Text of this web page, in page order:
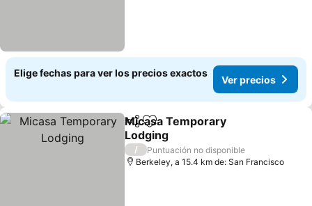
Elige fechas para ver los precios exactos
Ver precios
CompartirAgregar a favoritos
Micasa Temporary
Lodging
Ver precios
/
Puntuación no disponible
Berkeley, a 15.4 km de: San Francisco